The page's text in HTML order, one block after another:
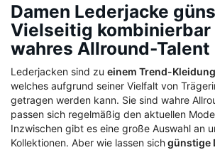
Damen Lederjacke
Vielseitig kombinierbar
wahres Allround-Talent
Lederjacken sind zu einem Trend-
welches aufgrund seiner Vielfalt von
getragen werden kann. Sie sind wahre
passen sich regelmäßig den aktuellen
Inzwischen gibt es eine große Auswahl an
Kollektionen. Aber wie lassen sichgünstige